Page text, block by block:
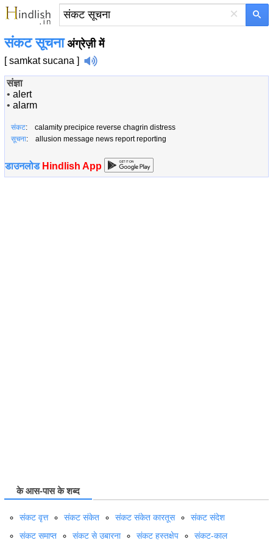
×
संकट सूचनाअंग्रेज़ी में
[ samkat sucana ]
संज्ञा
• alert
• alarm
संकट: calamity precipice reverse chagrin distress
सूचना: allusion message news report reporting
डाउनलोड Hindlish App
के आस-पास के शब्द
संकट वृत्त संकट संकेत संकट संकेत कारतूस
संकट संदेश
संकट समाप्‍त
संकट से उबारना संकट हस्तक्षेप संकट-काल